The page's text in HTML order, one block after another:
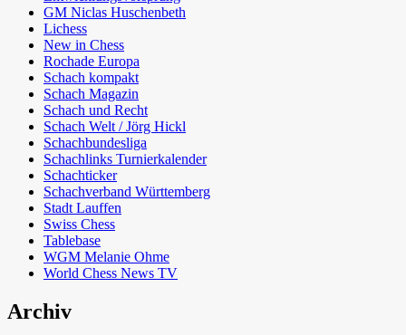
GM Niclas Huschenbeth
Lichess
New in Chess
Rochade Europa
Schach kompakt
Schach Magazin
Schach und Recht
Schach Welt / Jörg Hickl
Schachbundesliga
Schachlinks Turnierkalender
Schachticker
Schachverband Württemberg
Stadt Lauffen
Swiss Chess
Tablebase
WGM Melanie Ohme
World Chess News TV
Archiv